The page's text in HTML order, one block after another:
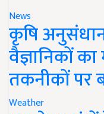
News
कृषि
वैज्ञानिकों
तकनीकों पर
Weather